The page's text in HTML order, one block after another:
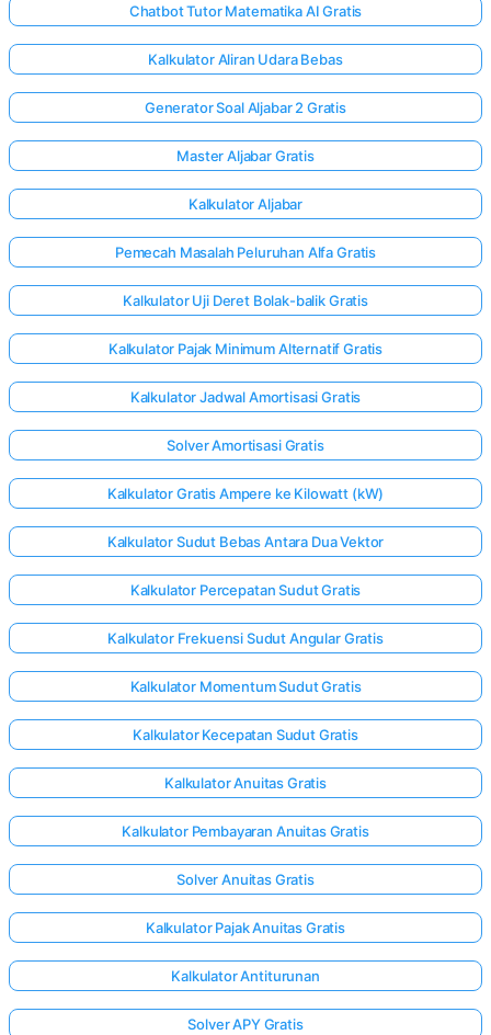
Chatbot Tutor Matematika AI Gratis
Kalkulator Aliran Udara Bebas
Generator Soal Aljabar 2 Gratis
Master Aljabar Gratis
Kalkulator Aljabar
Pemecah Masalah Peluruhan Alfa Gratis
Kalkulator Uji Deret Bolak-balik Gratis
Kalkulator Pajak Minimum Alternatif Gratis
Kalkulator Jadwal Amortisasi Gratis
Solver Amortisasi Gratis
Kalkulator Gratis Ampere ke Kilowatt (kW)
Kalkulator Sudut Bebas Antara Dua Vektor
Kalkulator Percepatan Sudut Gratis
Kalkulator Frekuensi Sudut Angular Gratis
Kalkulator Momentum Sudut Gratis
Kalkulator Kecepatan Sudut Gratis
Kalkulator Anuitas Gratis
Kalkulator Pembayaran Anuitas Gratis
Solver Anuitas Gratis
Kalkulator Pajak Anuitas Gratis
Kalkulator Antiturunan
Solver APY Gratis